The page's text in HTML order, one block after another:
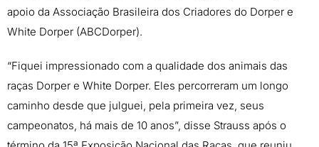
apoio da Associação Brasileira dos Criadores do Dorper e
White Dorper (ABCDorper).
“Fiquei impressionado com a qualidade dos animais das
raças Dorper e White Dorper. Eles percorreram um longo
caminho desde que julguei, pela primeira vez, seus
campeonatos, há mais de 10 anos”, disse Strauss após o